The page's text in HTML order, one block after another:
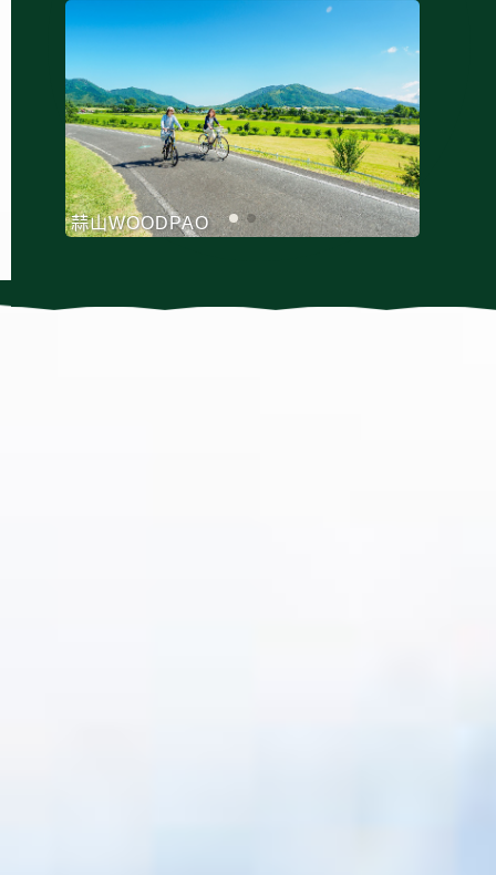
- New Japan Destination -
下一趟日本之旅就到
可熟悉日本起源的山陰地區
可接觸到藝術・自然・文化的旅程
蒜山香草花園